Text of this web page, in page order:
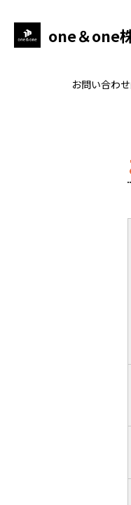
one＆one
お問い合わ